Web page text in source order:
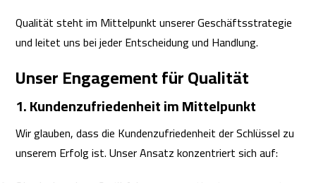
Qualität steht im Mittelpunkt unserer Geschäftsstrategie
und leitet uns bei jeder Entscheidung und Handlung.
Unser Engagement für Qualität
1. Kundenzufriedenheit im Mittelpunkt
Wir glauben, dass die Kundenzufriedenheit der Schlüssel zu
unserem Erfolg ist. Unser Ansatz konzentriert sich auf: